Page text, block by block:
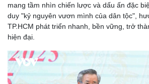
Thể thao
Bóng đá
Lịch thi đấu bóng đá
Xe máy
mang tầm nhìn chiến lược và dấu ấn đặc
duy "kỷ nguyên vươn mình của dân tộc",
TP.HCM phát triển nhanh, bền vững, trở
hiện đại.